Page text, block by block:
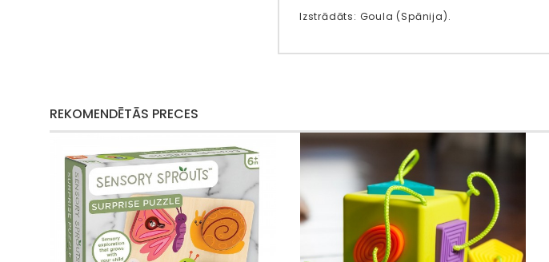
Izstrādāts: Goula (Spānija).
REKOMENDĒTĀS PRECES